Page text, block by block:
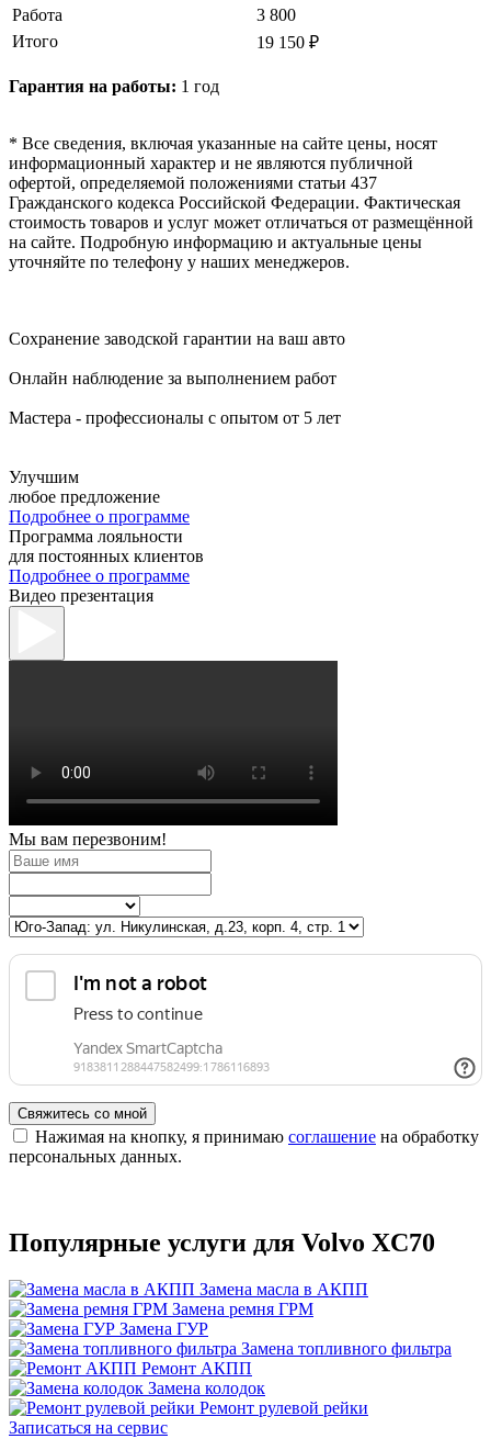
Работа
3 800
Итого
19 150 ₽
Гарантия на работы: 1 год
* Все сведения, включая указанные на сайте цены, носят
информационный характер и не являются публичной
офертой, определяемой положениями статьи 437
Гражданского кодекса Российской Федерации. Фактическая
стоимость товаров и услуг может отличаться от размещённой
на сайте. Подробную информацию и актуальные цены
уточняйте по телефону у наших менеджеров.
Сохранение заводской гарантии на ваш авто
Онлайн наблюдение за выполнением работ
Мастера - профессионалы с опытом от 5 лет
Улучшим
любое предложение
Подробнее о программе
Программа лояльности
для постоянных клиентов
Подробнее о программе
Видео презентация
Мы вам перезвоним!
Свяжитесь со мной
Нажимая на кнопку, я принимаю соглашение на обработку
персональных данных.
Популярные услуги для Volvo XC70
Замена масла в АКПП
Замена ремня ГРМ
Замена ГУР
Замена топливного фильтра
Ремонт АКПП
Замена колодок
Ремонт рулевой рейки
Записаться на сервис